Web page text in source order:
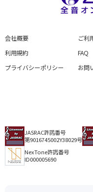
会社概要
利用規約
プライバシーポリシー
ご利
FAQ
お問
JASRAC許諾番号
第9016745002Y38029号
NexTone許諾番号
ID000005690